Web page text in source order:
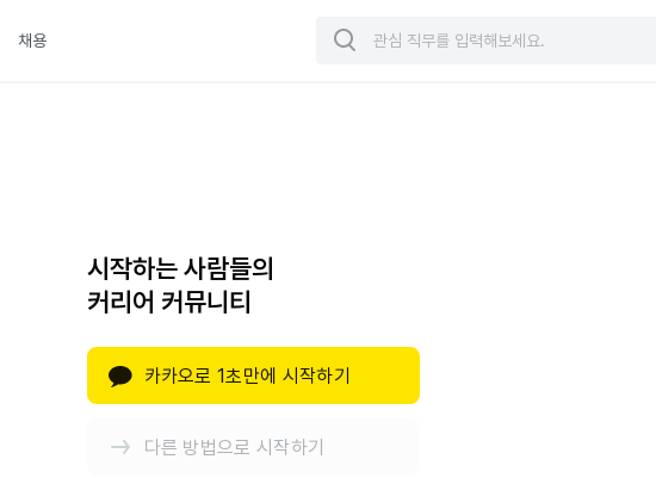
채용
시작하는 사람들의
커리어 커뮤니티
카카오로 1초만에 시작하기
다른 방법으로 시작하기